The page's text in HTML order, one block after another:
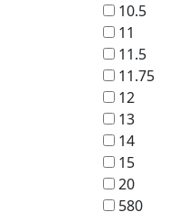
10.5
11
11.5
11.75
12
13
14
15
20
580